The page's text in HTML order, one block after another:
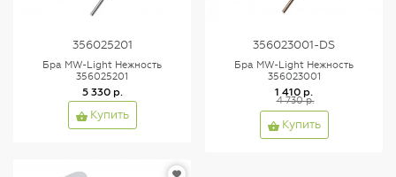
356025201
Бра MW-Light Нежность
356025201
5 330 р.
Купить
356023001-DS
Бра MW-Light Нежность
356023001
1 410 р.
4 730 р.
Купить